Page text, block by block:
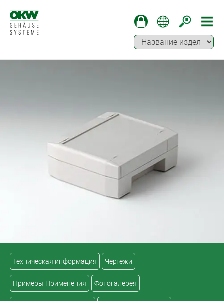
Техническая информация Чертежи
Примеры Применения Фотогалерея